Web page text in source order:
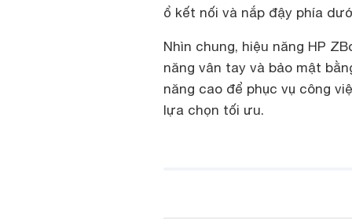
ổ kết nối và nắp đậy phía
Nhìn chung, hiệu năng HP
năng vân tay và bảo mật
năng cao để phục vụ công
lựa chọn tối ưu.